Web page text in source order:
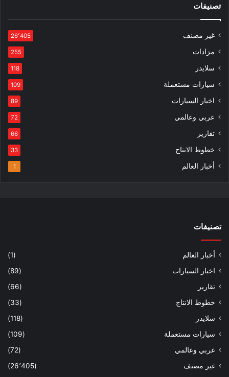
تصنيفات
غير مصنف 26٬405
مزادات 255
سلايدر 118
سيارات مستعملة 109
اخبار السيارات 89
عربي وعالمي 72
تقارير 66
خطوط الانتاج 33
أخبار العالم 1
تصنيفات
أخبار العالم
(1)
اخبار السيارات
(89)
تقارير
(66)
خطوط الانتاج
(33)
سلايدر
(118)
سيارات مستعملة
(109)
عربي وعالمي
(72)
غير مصنف
(26٬405)